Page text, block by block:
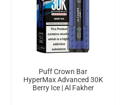
Puff Crown Bar
HyperMax Advanced 30K
Berry Ice | Al Fakher